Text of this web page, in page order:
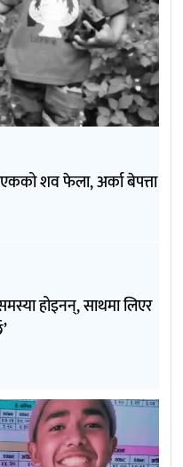
शव फेला, अर्का बेपत्ता
होइनन्, साथमा लिएर